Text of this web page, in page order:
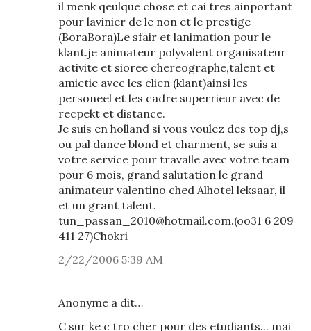
il menk qeulque chose et cai tres ainportant
pour lavinier de le non et le prestige
(BoraBora)Le sfair et lanimation pour le
klant.je animateur polyvalent organisateur
activite et sioree chereographe,talent et
amietie avec les clien (klant)ainsi les
personeel et les cadre superrieur avec de
recpekt et distance.
Je suis en holland si vous voulez des top dj,s
ou pal dance blond et charment, se suis a
votre service pour travalle avec votre team
pour 6 mois, grand salutation le grand
animateur valentino ched Alhotel leksaar, il
et un grant talent.
tun_passan_2010@hotmail.com.(oo31 6 209
411 27)Chokri
2/22/2006 5:39 AM
Anonyme a dit…
C sur ke c tro cher pour des etudiants... mai